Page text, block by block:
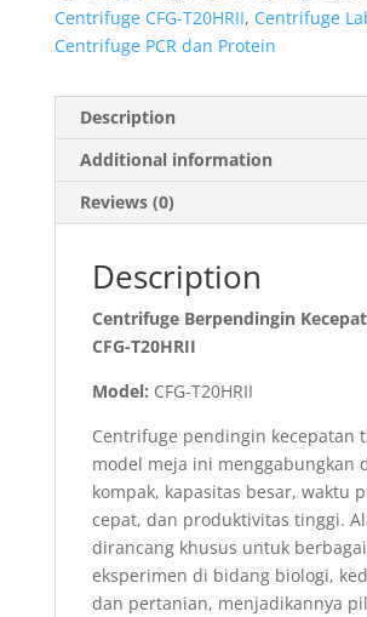
Centrifuge CFG-T20HRII, Centrifuge
Centrifuge PCR dan Protein
Description
Additional information
Reviews (0)
Description
Centrifuge Berpendingin
CFG-T20HRII
Model: CFG-T20HRII
Centrifuge pendingin kecepatan
model meja ini menggabungkan
kompak, kapasitas besar, waktu
cepat, dan produktivitas tinggi.
dirancang khusus untuk berbagai
eksperimen di bidang biologi,
dan pertanian, menjadikannya